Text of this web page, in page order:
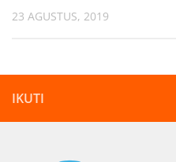
23 AGUSTUS, 2019
IKUTI